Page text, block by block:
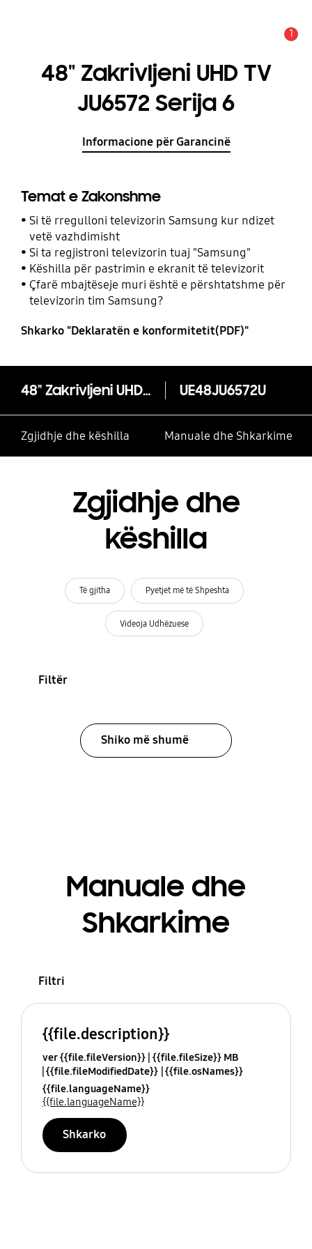
1
48" Zakrivljeni UHD TV
JU6572 Serija 6
Informacione për Garancinë
Temat e Zakonshme
Si të rregulloni televizorin Samsung kur ndizet
vetë vazhdimisht
Si ta regjistroni televizorin tuaj "Samsung"
Këshilla për pastrimin e ekranit të televizorit
Çfarë mbajtëseje muri është e përshtatshme për
televizorin tim Samsung?
Shkarko "Deklaratën e konformitetit(PDF)"
48" Zakrivljeni UHD TV JU6572 Serija 6 UE48JU6572U
Zgjidhje dhe këshilla Manuale dhe Shkarkime
Zgjidhje dhe
këshilla
Të gjitha Pyetjet më të Shpeshta
Videoja Udhëzuese
Filtër
Shiko më shumë
Manuale dhe
Shkarkime
Filtri
{{file.description}}
ver {{file.fileVersion}} {{file.fileSize}} MB
{{file.fileModifiedDate}} {{file.osNames}}
{{file.languageName}}
{{file.languageName}}
Shkarko